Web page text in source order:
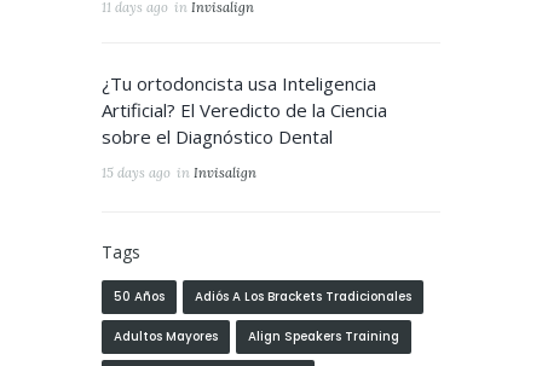
11 days ago in Invisalign
¿Tu ortodoncista usa Inteligencia
Artificial? El Veredicto de la Ciencia
sobre el Diagnóstico Dental
15 days ago in Invisalign
Tags
50 Años Adiós A Los Brackets Tradicionales
Adultos Mayores Align Speakers Training